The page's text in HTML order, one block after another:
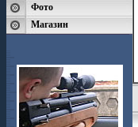
Фото
Магазин